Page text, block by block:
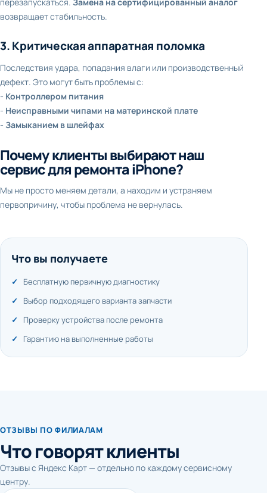
возвращает стабильность.
3. Критическая аппаратная поломка
Последствия удара, попадания влаги или производственный
дефект. Это могут быть проблемы с:
- Контроллером питания
- Неисправными чипами на материнской плате
- Замыканием в шлейфах
Почему клиенты выбирают наш
сервис для ремонта iPhone?
Мы не просто меняем детали, а находим и устраняем
первопричину, чтобы проблема не вернулась.
Что вы получаете
Бесплатную первичную диагностику
Выбор подходящего варианта запчасти
Проверку устройства после ремонта
Гарантию на выполненные работы
ОТЗЫВЫ ПО ФИЛИАЛАМ
Что говорят клиенты
Отзывы с Яндекс Карт — отдельно по каждому сервисному
центру.